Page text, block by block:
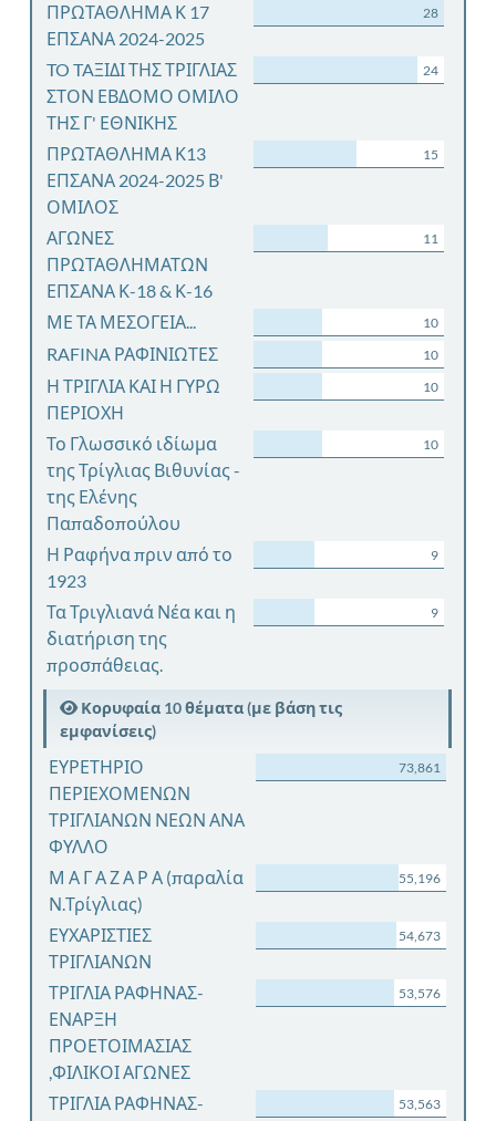
ΠΡΩΤΑΘΛΗΜΑ Κ 17
ΕΠΣΑΝΑ 2024-2025
28
TO TAΞΙΔΙ ΤΗΣ ΤΡΙΓΛΙΑΣ
ΣΤΟΝ ΕΒΔΟΜΟ ΟΜΙΛΟ
ΤΗΣ Γ' ΕΘΝΙΚΗΣ
24
ΠΡΩΤΑΘΛΗΜΑ Κ13
ΕΠΣΑΝΑ 2024-2025 Β'
ΟΜΙΛΟΣ
15
ΑΓΩΝΕΣ
ΠΡΩΤΑΘΛΗΜΑΤΩΝ
ΕΠΣΑΝΑ Κ-18 & Κ-16
11
ΜΕ ΤΑ ΜΕΣΟΓΕΙΑ... 10
RAFINA ΡΑΦΙΝΙΩΤΕΣ 10
Η ΤΡΙΓΛΙΑ ΚΑΙ Η ΓΥΡΩ
ΠΕΡΙΟΧΗ
10
Το Γλωσσικό ιδίωμα
της Τρίγλιας Βιθυνίας -
της Ελένης
Παπαδοπούλου
10
Η Ραφήνα πριν από το
1923
9
Τα Τριγλιανά Νέα και η
διατήριση της
προσπάθειας.
9
Κορυφαία 10 θέματα (με βάση τις
εμφανίσεις)
ΕΥΡΕΤΗΡΙΟ
ΠΕΡΙΕΧΟΜΕΝΩΝ
ΤΡΙΓΛΙΑΝΩΝ ΝΕΩΝ ΑΝΑ
ΦΥΛΛΟ
73,861
Μ Α Γ Α Ζ Α Ρ Α (παραλία
Ν.Τρίγλιας)
55,196
ΕΥΧΑΡΙΣΤΙΕΣ
ΤΡΙΓΛΙΑΝΩΝ
54,673
ΤΡΙΓΛΙΑ ΡΑΦΗΝΑΣ-
ΕΝΑΡΞΗ
ΠΡΟΕΤΟΙΜΑΣΙΑΣ
,ΦΙΛΙΚΟΙ ΑΓΩΝΕΣ
53,576
ΤΡΙΓΛΙΑ ΡΑΦΗΝΑΣ-
53,563